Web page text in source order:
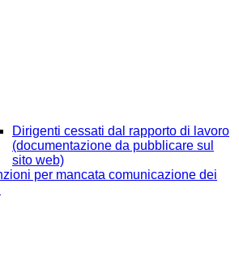
Dirigenti cessati dal rapporto di lavoro
(documentazione da pubblicare sul
sito web)
per mancata comunicazione dei